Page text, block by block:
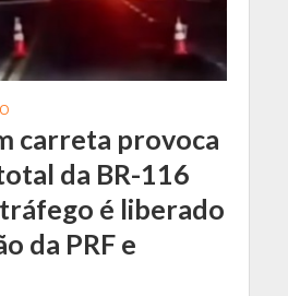
carreta provoca
da BR-116
é liberado
da PRF e